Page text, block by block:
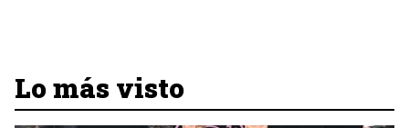
Lo más visto